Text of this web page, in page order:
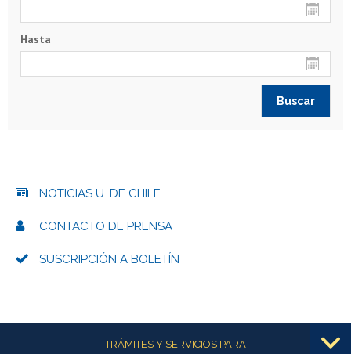
Hasta
NOTICIAS U. DE CHILE
CONTACTO DE PRENSA
SUSCRIPCIÓN A BOLETÍN
Más informaciónTRÁMITES Y SERVICIOS PARA